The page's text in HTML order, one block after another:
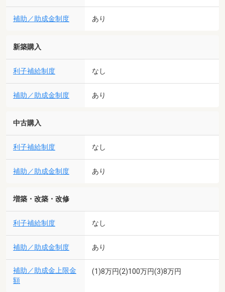
補助／助成金制度 あり
新築購入
利子補給制度 なし
補助／助成金制度 あり
中古購入
利子補給制度 なし
補助／助成金制度 あり
増築・改築・改修
利子補給制度 なし
補助／助成金制度 あり
補助／助成金上限金
額
(1)8万円(2)100万円(3)8万円